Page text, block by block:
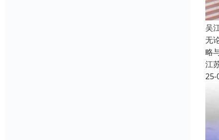
吴
无
略
江
25-